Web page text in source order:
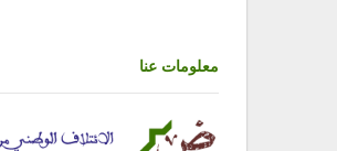
معلومات عنا